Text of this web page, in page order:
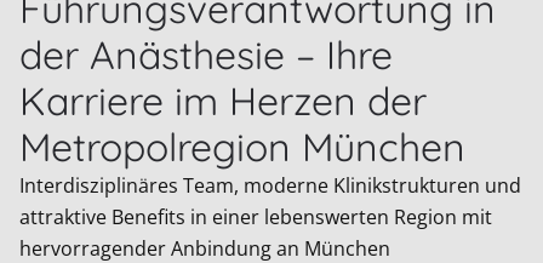
der Anästhesie – Ihre
Karriere im Herzen der
Metropolregion München
Interdisziplinäres Team, moderne Klinikstrukturen und
attraktive Benefits in einer lebenswerten Region mit
hervorragender Anbindung an München